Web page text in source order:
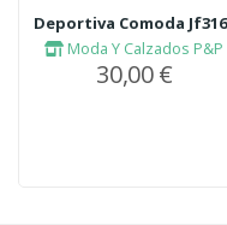
Deportiva Comoda
Moda Y Calzados P&P
30,00 €